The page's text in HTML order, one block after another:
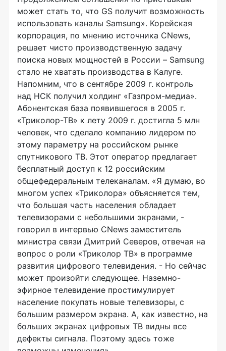
может стать то, что GS получит возможность
использовать каналы Samsung». Корейская
корпорация, по мнению источника CNews,
решает чисто производственную задачу
поиска новых мощностей в России – Samsung
стало не хватать производства в Калуге.
Напомним, что в сентябре 2009 г. контроль
над НСК получил холдинг «Газпром-медиа».
Абонентская база появившегося в 2005 г.
«Триколор-ТВ» к лету 2009 г. достигла 5 млн
человек, что сделало компанию лидером по
этому параметру на российском рынке
спутникового ТВ. Этот оператор предлагает
бесплатный доступ к 12 российским
общефедеральным телеканалам. «Я думаю, во
многом успех «Триколора» объясняется тем,
что большая часть населения обладает
телевизорами с небольшими экранами, -
говорил в интервью CNews заместитель
министра связи Дмитрий Северов, отвечая на
вопрос о роли «Триколор ТВ» в программе
развития цифрового телевидения. - Но сейчас
может произойти следующее. Наземно-
эфирное телевидение простимулирует
население покупать новые телевизоры, с
большим размером экрана. А, как известно, на
больших экранах цифровых ТВ видны все
дефекты сигнала. Поэтому здесь тоже